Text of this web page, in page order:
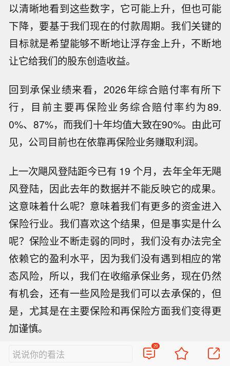
以清晰地看到这些数字，它可能上升，但也可能
下降，要基于我们现在的付款周期。我们关键的
目标就是希望能够不断地让浮存金上升，不断地
让它给我们的股东创造收益。
回到承保业绩来看，2026年综合赔付率有所下
行，目前主要再保险业务综合赔付率约为89.
0%、87%，而我们十年均值大致在90%。由此可
见，公司目前也在依靠再保险业务赚取利润。
上一次飓风登陆距今已有 19 个月，去年全年无飓
风登陆，因此去年的数据并不能反映它的成果。
这意味着什么呢？意味着我们有更多的资金进入
保险行业。我们喜欢这个结果，但是事实是什么
呢？保险业不断走弱的同时，我们没有办法完全
依赖它的盈利水平，因为我们没有遇到相应的常
态风险，所以，我们在收缩承保业务，现在仍然
有机会，还有一些风险是我们可以去承保的，但
是，尤其是在主要保险和再保险方面我们变得更
加谨慎。
说说你的看法
29